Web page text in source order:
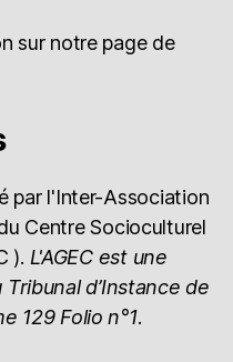
sur notre page de
par l'Inter-Association
Centre Socioculturel
). L'AGEC est une
d’Instance de
129 Folio n°1.